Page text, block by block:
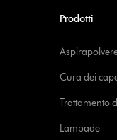
Prodotti
Cura dei
Trattamento
Lampade